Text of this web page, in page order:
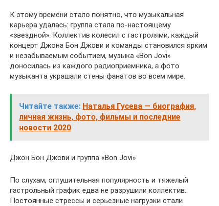
К этому времени стало понятно, что музыкальная
карьера удалась: группа стала по-настоящему
«звездной». Коллектив колесил с гастролями, каждый
концерт Джона Бон Джови и команды становился ярким
и незабываемым событием, музыка «Bon Jovi»
доносилась из каждого радиоприемника, а фото
музыканта украшали стены фанатов во всем мире.
Читайте также: Наталья Гусева — биография,
личная жизнь, фото, фильмы и последние
новости 2020
Джон Бон Джови и группа «Bon Jovi»
По слухам, оглушительная популярность и тяжелый
гастрольный график едва не разрушили коллектив.
Постоянные стрессы и серьезные нагрузки стали